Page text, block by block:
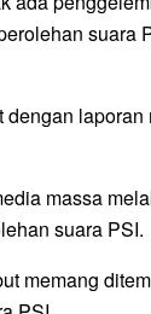
suara
laporan
massa
suara PSI.
memang